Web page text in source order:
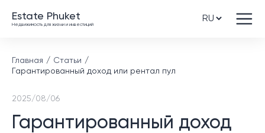
Estate Phuket
Недвижимость для жизни и инвестиций
Главная
Статьи
Гарантированный доход или рентал пул
2025/08/06
Гарантированный доход